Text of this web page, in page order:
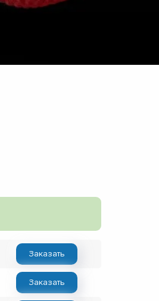
Заказать
Заказать